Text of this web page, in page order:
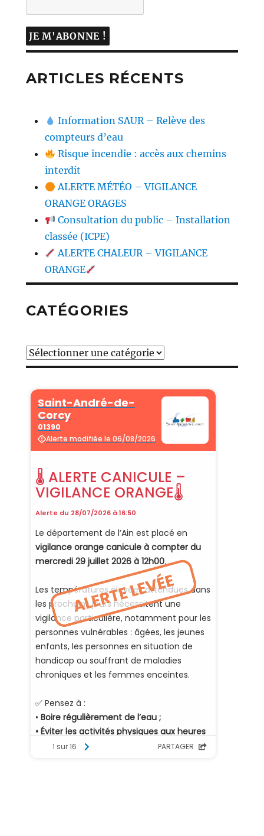
ARTICLES RÉCENTS
Information SAUR – Relève des
compteurs d’eau
Risque incendie : accès aux chemins
interdit
ALERTE MÉTÉO – VIGILANCE
ORANGE ORAGES
Consultation du public – Installation
classée (ICPE)
ALERTE CHALEUR – VIGILANCE
ORANGE
CATÉGORIES
Catégories